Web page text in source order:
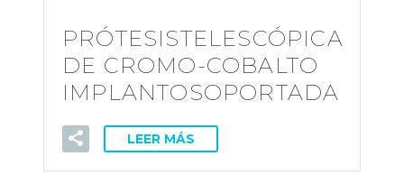
PRÓTESISTELESCÓPICA
DE CROMO-COBALTO
IMPLANTOSOPORTADA
LEER MÁS